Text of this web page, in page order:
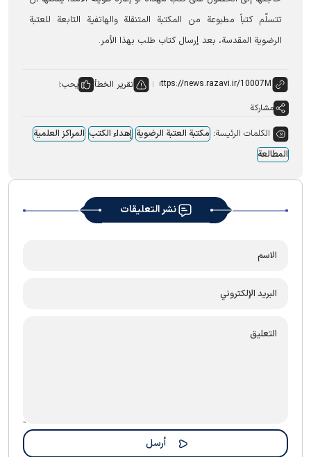
تتسلّم كتباً مطبوعة من المكتبة المتنقلة والهاتفية التابعة للعتبة
الرضوية المقدسة، بعد إرسال كتاب طلب بهذا الأمر.
تقرير الخطأ
يحب:
مشاركة
الكلمات الرئيسة: مکتبة العتبة الرضویة إهداء الکتب المراکز العلمیة
المطالعة
نشر التعليقات